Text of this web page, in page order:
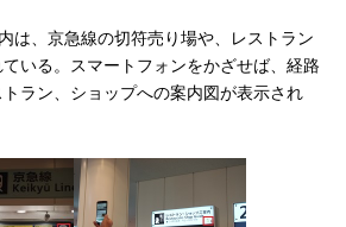
は、京急線の切符売り場や、レストラン
いる。スマートフォンをかざせば、経路
ラン、ショップへの案内図が表示され